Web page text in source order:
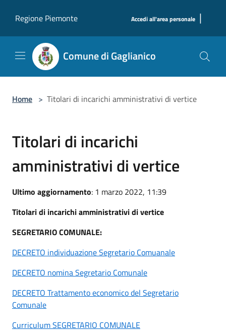
Regione Piemonte
Accedi all'area personale |
Comune di Gaglianico
Home > Titolari di incarichi amministrativi di vertice
Titolari di incarichi
amministrativi di vertice
Ultimo aggiornamento: 1 marzo 2022, 11:39
Titolari di incarichi amministrativi di vertice
SEGRETARIO COMUNALE:
DECRETO individuazione Segretario Comuanale
DECRETO nomina Segretario Comunale
DECRETO Trattamento economico del Segretario
Comunale
Curriculum SEGRETARIO COMUNALE